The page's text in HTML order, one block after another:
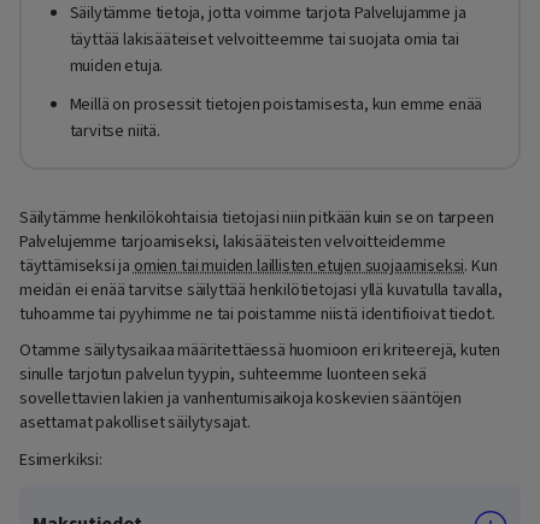
Säilytämme tietoja, jotta voimme tarjota Palvelujamme ja
täyttää lakisääteiset velvoitteemme tai suojata omia tai
muiden etuja.
Meillä on prosessit tietojen poistamisesta, kun emme enää
tarvitse niitä.
Säilytämme henkilökohtaisia tietojasi niin pitkään kuin se on tarpeen
Palvelujemme tarjoamiseksi, lakisääteisten velvoitteidemme
täyttämiseksi ja omien tai muiden laillisten etujen suojaamiseksi. Kun
meidän ei enää tarvitse säilyttää henkilötietojasi yllä kuvatulla tavalla,
tuhoamme tai pyyhimme ne tai poistamme niistä identifioivat tiedot.
Otamme säilytysaikaa määritettäessä huomioon eri kriteerejä, kuten
sinulle tarjotun palvelun tyypin, suhteemme luonteen sekä
sovellettavien lakien ja vanhentumisaikoja koskevien sääntöjen
asettamat pakolliset säilytysajat.
Esimerkiksi: